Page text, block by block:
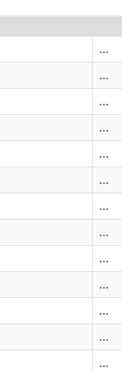
...
...
...
...
...
...
...
...
...
...
...
...
...